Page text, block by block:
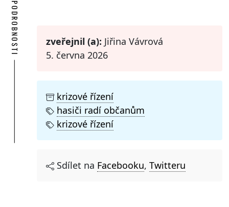
PODROBNOSTI zveřejnil (a): Jiřina Vávrová
5. června 2026
krizové řízení
hasiči radí občanům
krizové řízení
Sdílet na Facebooku, Twitteru